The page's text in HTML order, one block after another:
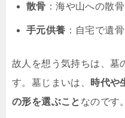
散骨 ：海や山への散骨
手元供養 ：自宅で遺
故人を想う気持ちは、墓
す。墓じまいは、
時代や
の形を選ぶこと なのです。